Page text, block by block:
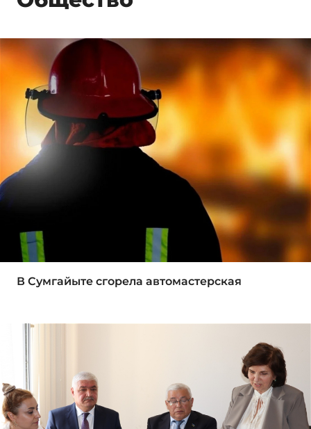
В Сумгайыте сгорела автомастерская